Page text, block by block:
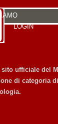
LOGIN
ufficiale del
di categoria